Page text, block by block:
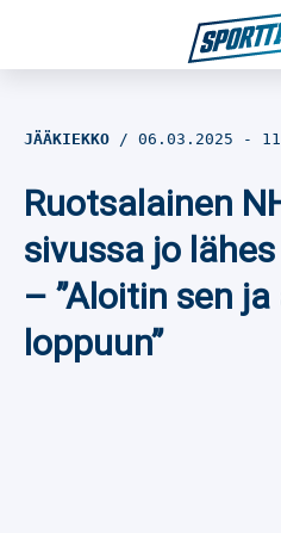
Jalkapallo
Yleisurheilu
Talviurheilu
JÄÄKIEKKO 06.03.2025 -
Ruotsalainen
sivussa jo
– ”Aloitin sen
loppuun”